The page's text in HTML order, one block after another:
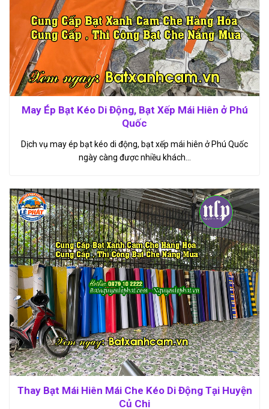
May Ép Bạt Kéo Di Động, Bạt Xếp Mái Hiên ở Phú
Quốc
Dịch vụ may ép bạt kéo di động, bạt xếp mái hiên ở Phú Quốc
ngày càng được nhiều khách…
Thay Bạt Mái Hiên Mái Che Kéo Di Động Tại Huyện
Củ Chi